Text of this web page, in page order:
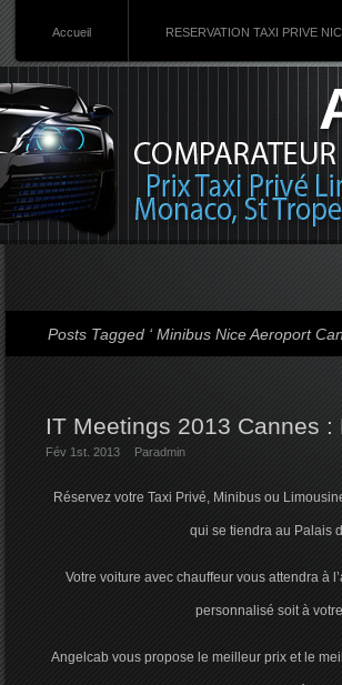
Accueil RESERVATION TAXI PRIVE
Posts Tagged ‘ Minibus Nice Aeroport
IT Meetings 2013 Cannes
Fév 1st. 2013 Paradmin
Réservez votre Taxi Privé, Minibus ou
qui se tiendra au Palais
Votre voiture avec chauffeur vous attendra à
personnalisé soit à
Angelcab vous propose le meilleur prix et le